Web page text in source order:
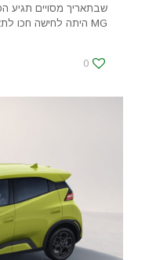
שבתאריך מסויים תגיע
MG היתה לחישה חכו לתאריך מסוים ואז הגיע
0